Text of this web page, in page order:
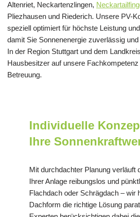
Altenriet, Neckartenzlingen,
Pliezhausen und Riederich. Unsere PV-
speziell optimiert für höchste Leistung
damit Sie Sonnenenergie zuverlässig
In der Region Stuttgart und dem
Hausbesitzer auf unsere
Betreuung.
Individuelle
Ihre
Mit durchdachter Planung verläuft
Ihrer Anlage reibungslos und
Flachdach oder Schrägdach – wir
Dachform die richtige Lösung